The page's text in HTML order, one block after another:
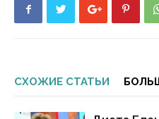
СХОЖИЕ СТАТЬИ